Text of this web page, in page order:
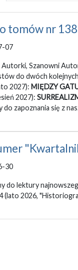
tomów nr
07
Autorki, Szanowni
do dwóch
2027): MIĘDZY
2027):
do zapoznania się z
30
do lektury
(lato 2026,